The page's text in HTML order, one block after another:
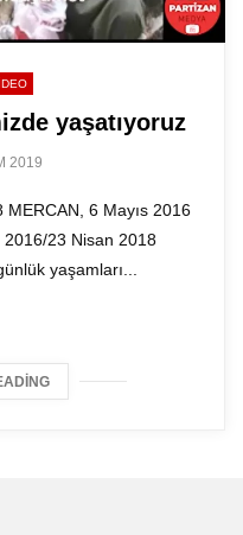
yaşatıyoruz
2019
6 Mayıs 2016
2016/23 Nisan 2018
yaşamları...